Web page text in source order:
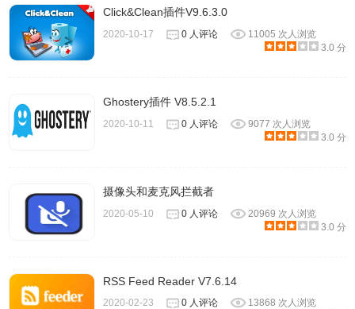
Click&Clean插件V9.6.3.0
2020-10-17 0 人评论
11005 次人浏览
3.0 分
Ghostery插件 V8.5.2.1
2020-10-11 0 人评论
9077 次人浏览
3.0 分
摄像头和麦克风拦截者
2020-05-10 0 人评论
20969 次人浏览
3.0 分
RSS Feed Reader V7.6.14
2020-02-23 0 人评论
13868 次人浏览